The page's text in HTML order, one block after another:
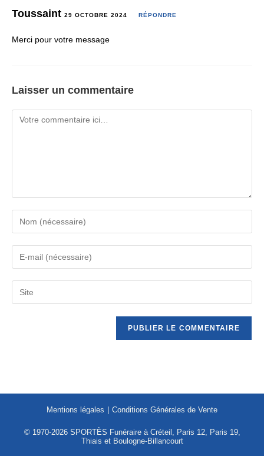
Toussaint 29 OCTOBRE 2024 RÉPONDRE
Merci pour votre message
Laisser un commentaire
Mentions légales Conditions Générales de Vente
© 1970-2026 SPORTÈS Funéraire à Créteil, Paris 12, Paris 19,
Thiais et Boulogne-Billancourt